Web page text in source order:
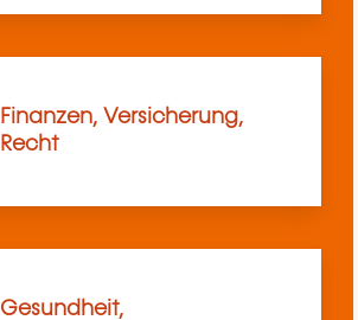
Finanzen, Versicherung,
Recht
Gesundheit,